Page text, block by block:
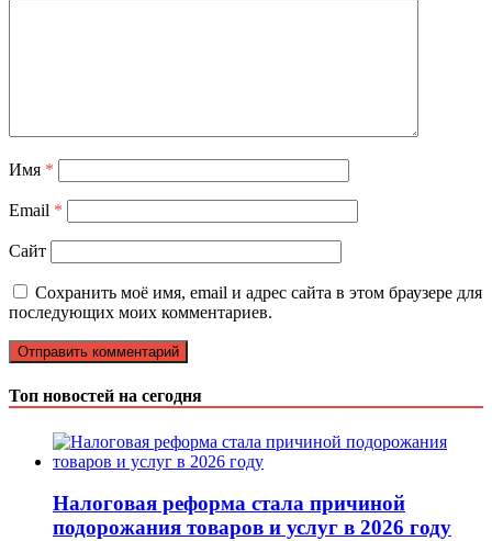
Имя *
Email *
Сайт
Сохранить моё имя, email и адрес сайта в этом браузере для
последующих моих комментариев.
Топ новостей на сегодня
Налоговая реформа стала причиной
подорожания товаров и услуг в 2026 году